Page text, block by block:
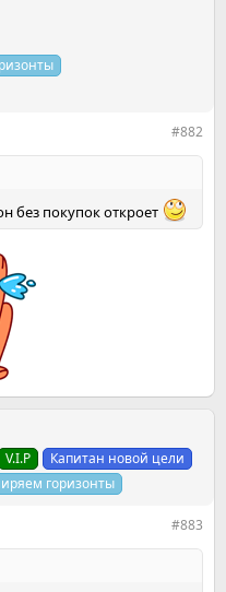
#882
без покупок откроет
V.I.P
Капитан новой цели
горизонты
#883